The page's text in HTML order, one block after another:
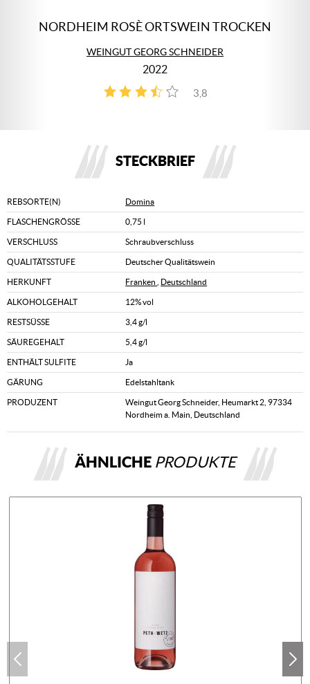
NORDHEIM ROSÈ ORTSWEIN TROCKEN
WEINGUT GEORG SCHNEIDER
2022
3,8
4
STECKBRIEF
REBSORTE(N) Domina
FLASCHENGRÖSSE 0,75 l
VERSCHLUSS Schraubverschluss
QUALITÄTSSTUFE Deutscher Qualitätswein
HERKUNFT Franken Deutschland
ALKOHOLGEHALT 12% vol
RESTSÜSSE 3,4 g/l
SÄUREGEHALT 5,4 g/l
ENTHÄLT SULFITE Ja
GÄRUNG Edelstahltank
PRODUZENT
Weingut Georg Schneider, Heumarkt 2, 97334
Nordheim a. Main, Deutschland
ÄHNLICHE PRODUKTE